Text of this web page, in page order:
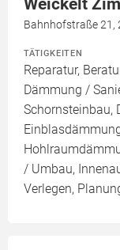
Weickelt
Bahnhofstraße 21,
TÄTIGKEITEN
Reparatur,
Dämmung /
Schornsteinbau,
/ Umbau,
Verlegen,